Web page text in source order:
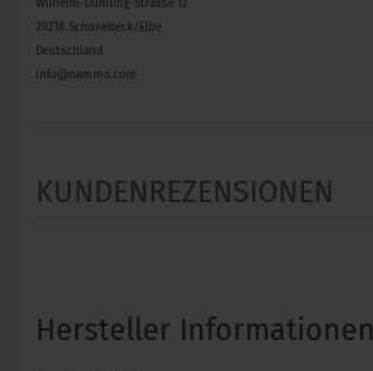
Wilhelm-Dümling-Strasse 12
39218 Schönebeck/Elbe
Deutschland
info@nammo.com
KUNDENREZENSIONEN
Hersteller Informationen